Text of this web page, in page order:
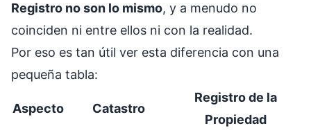
Registro no son lo mismo, y a menudo no
coinciden ni entre ellos ni con la realidad.
Por eso es tan útil ver esta diferencia con una
pequeña tabla:
Aspecto Catastro
Registro de la
Propiedad